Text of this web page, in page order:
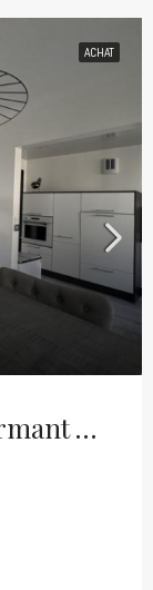
ACHAT
Rixheim Entremont Charmant 4p De 80m²